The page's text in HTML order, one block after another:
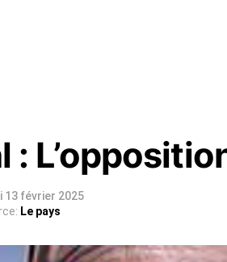
:
13 février 2025
Le pays